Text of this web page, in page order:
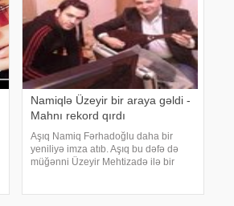
Namiqlə Üzeyir bir araya gəldi -
Mahnı rekord qırdı
Aşıq Namiq Fərhadoğlu daha bir
yeniliyə imza atıb. Aşıq bu dəfə də
müğənni Üzeyir Mehtizadə ilə bir